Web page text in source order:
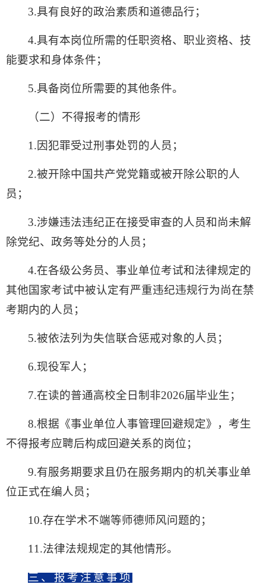
3.具有良好的政治素质和道德品行；
4.具有本岗位所需的任职资格、职业资格、技
能要求和身体条件；
5.具备岗位所需要的其他条件。
（二）不得报考的情形
1.因犯罪受过刑事处罚的人员；
2.被开除中国共产党党籍或被开除公职的人
员；
3.涉嫌违法违纪正在接受审查的人员和尚未解
除党纪、政务等处分的人员；
4.在各级公务员、事业单位考试和法律规定的
其他国家考试中被认定有严重违纪违规行为尚在禁
考期内的人员；
5.被依法列为失信联合惩戒对象的人员；
6.现役军人；
7.在读的普通高校全日制非2026届毕业生；
8.根据《事业单位人事管理回避规定》，考生
不得报考应聘后构成回避关系的岗位；
9.有服务期要求且仍在服务期内的机关事业单
位正式在编人员；
10.存在学术不端等师德师风问题的；
11.法律法规规定的其他情形。
三、报考注意事项